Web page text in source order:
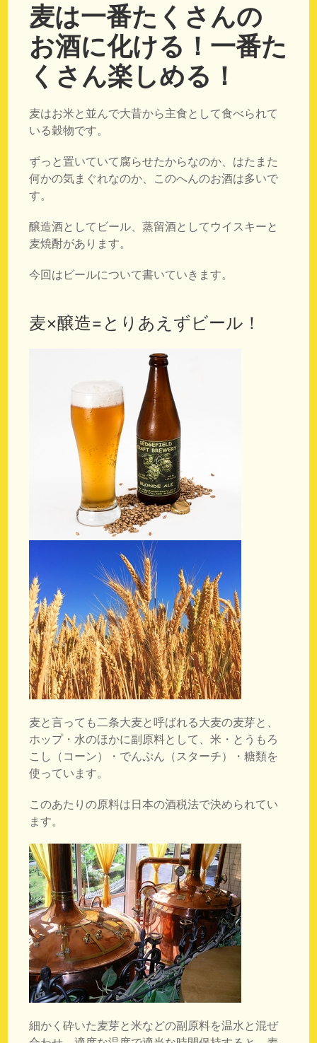
麦は一番たくさんの
お酒に化ける！一番た
くさん楽しめる！
麦はお米と並んで大昔から主食として食べられて
いる穀物です。
ずっと置いていて腐らせたからなのか、はたまた
何かの気まぐれなのか、このへんのお酒は多いで
す。
醸造酒としてビール、蒸留酒としてウイスキーと
麦焼酎があります。
今回はビールについて書いていきます。
麦×醸造=とりあえずビール！
麦と言っても二条大麦と呼ばれる大麦の麦芽と、
ホップ・水のほかに副原料として、米・とうもろ
こし（コーン）・でんぷん（スターチ）・糖類を
使っています。
このあたりの原料は日本の酒税法で決められてい
ます。
細かく砕いた麦芽と米などの副原料を温水と混ぜ